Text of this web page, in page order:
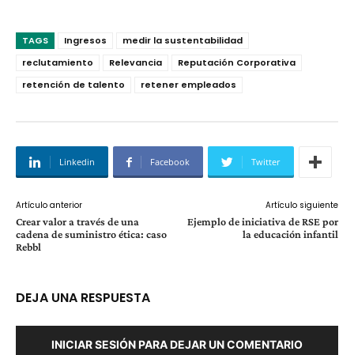
TAGS Ingresos
medir la sustentabilidad
reclutamiento
Relevancia
Reputación Corporativa
retención de talento
retener empleados
Linkedin Facebook Twitter
Artículo anterior
Crear valor a través de una
cadena de suministro ética: caso
Rebbl
Artículo siguiente
Ejemplo de iniciativa de RSE por
la educación infantil
DEJA UNA RESPUESTA
INICIAR SESIÓN PARA DEJAR UN COMENTARIO